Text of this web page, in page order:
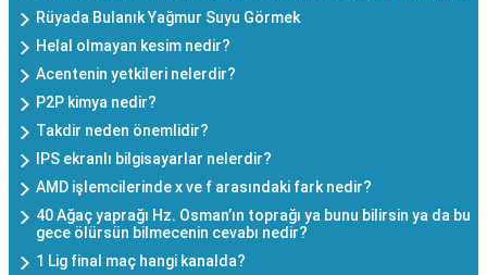
Rüyada Bulanık Yağmur Suyu Görmek
Helal olmayan kesim nedir?
Acentenin yetkileri nelerdir?
P2P kimya nedir?
Takdir neden önemlidir?
IPS ekranlı bilgisayarlar nelerdir?
AMD işlemcilerinde x ve f arasındaki fark nedir?
40 Ağaç yaprağı Hz. Osman’ın toprağı ya bunu bilirsin ya da bu
gece ölürsün bilmecenin cevabı nedir?
1 Lig final maç hangi kanalda?